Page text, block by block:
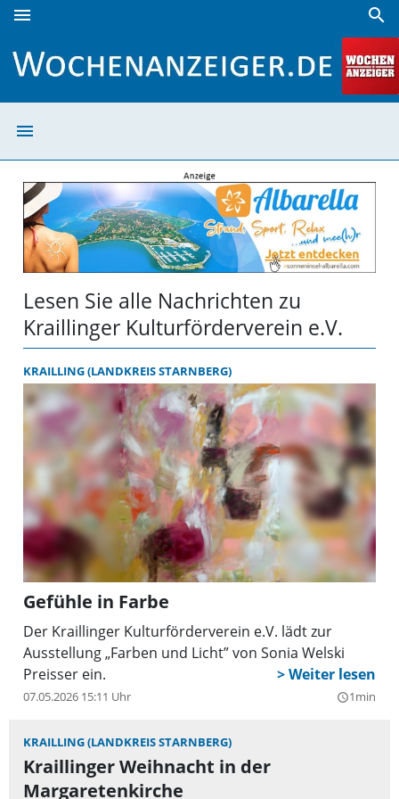
menu search
menu
Lesen Sie alle Nachrichten zu
Kraillinger Kulturförderverein e.V.
KRAILLING (LANDKREIS STARNBERG)
Gefühle in Farbe
Der Kraillinger Kulturförderverein e.V. lädt zur
Ausstellung „Farben und Licht” von Sonia Welski
Preisser ein.
07.05.2026 15:11 Uhr query_builder1min
KRAILLING (LANDKREIS STARNBERG)
Kraillinger Weihnacht in der
Margaretenkirche